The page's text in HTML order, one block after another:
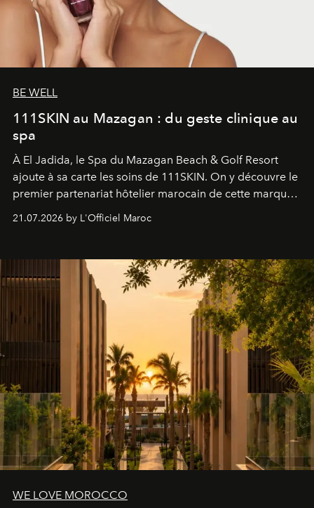
BE WELL
111SKIN au Mazagan : du geste clinique au
spa
À El Jadida, le Spa du Mazagan Beach & Golf Resort
ajoute à sa carte les soins de 111SKIN. On y découvre le
premier partenariat hôtelier marocain de cette marque
britannique, née dans un cabinet de chirurgie plastique
londonien et construite depuis autour d'un actif breveté,
21.07.2026 by L'Officiel Maroc
WE LOVE MOROCCO